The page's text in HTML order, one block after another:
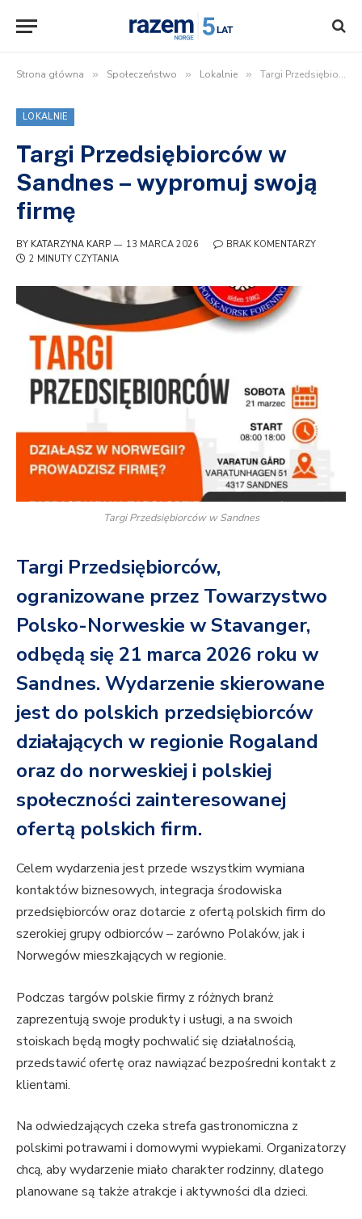
Strona główna » Społeczeństwo » Lokalnie » Targi Przedsiębiorców w Sandnes – wypromuj swoją firmę
LOKALNIE
Targi Przedsiębiorców w
Sandnes – wypromuj swoją
firmę
BY KATARZYNA KARP 13 MARCA 2026
BRAK KOMENTARZY
2 MINUTY CZYTANIA
Targi Przedsiębiorców w Sandnes
Targi Przedsiębiorców,
ogranizowane przez Towarzystwo
Polsko-Norweskie w Stavanger,
odbędą się 21 marca 2026 roku w
Sandnes. Wydarzenie skierowane
jest do polskich przedsiębiorców
działających w regionie Rogaland
oraz do norweskiej i polskiej
społeczności zainteresowanej
ofertą polskich firm.
Celem wydarzenia jest przede wszystkim wymiana
kontaktów biznesowych, integracja środowiska
przedsiębiorców oraz dotarcie z ofertą polskich firm do
szerokiej grupy odbiorców – zarówno Polaków, jak i
Norwegów mieszkających w regionie.
Podczas targów polskie firmy z różnych branż
zaprezentują swoje produkty i usługi, a na swoich
stoiskach będą mogły pochwalić się działalnością,
przedstawić ofertę oraz nawiązać bezpośredni kontakt z
klientami.
Na odwiedzających czeka strefa gastronomiczna z
polskimi potrawami i domowymi wypiekami. Organizatorzy
chcą, aby wydarzenie miało charakter rodzinny, dlatego
planowane są także atrakcje i aktywności dla dzieci.